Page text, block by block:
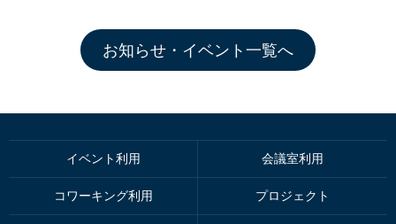
お知らせ・イベント一覧へ
イベント利用 会議室利用
コワーキング利用 プロジェクト